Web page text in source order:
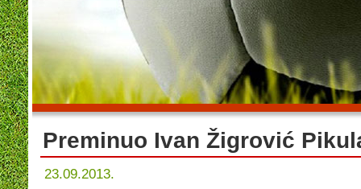
Preminuo Ivan Žigrović
23.09.2013.